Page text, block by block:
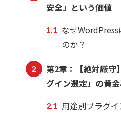
安全」という価値
なぜ
のか？
第2章：【絶対厳守
グイン選定」の黄
用途別プラグ